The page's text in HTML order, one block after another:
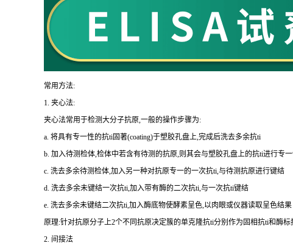
常用方法:
1. 夹心法:
夹心法常用于检测大分子抗原,一般的操作步骤为:
a. 将具有专一性的抗ti固著(coating)于塑胶孔盘上,完成后洗去多余抗ti
b. 加入待测检体,检体中若含有待测的抗原,则其会与塑胶孔盘上的抗ti进行专
c. 洗去多余待测检体,加入另一种对抗原专一的一次抗ti,与待测抗原进行键结
d. 洗去多余未键结一次抗ti,加入带有酶的二次抗ti,与一次抗ti键结
e. 洗去多余未键结二次抗ti,加入酶底物使酵素呈色,以肉眼或仪器读取呈色结果
原理:针对抗原分子上2个不同抗原决定簇的单克隆抗ti分别作为固相抗ti和酶标
2. 间接法